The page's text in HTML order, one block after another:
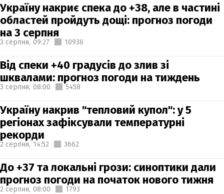
Україну накриє спека до +38, але в частині
областей пройдуть дощі: прогноз погоди
на 3 серпня
3 серпня, 09:27 10936
Від спеки +40 градусів до злив зі
шквалами: прогноз погоди на тиждень
3 серпня, 08:00 5458
Україну накрив "тепловий купол": у 5
регіонах зафіксували температурні
рекорди
2 серпня, 14:52 3662
До +37 та локальні грози: синоптики дали
прогноз погоди на початок нового тижня
2 серпня, 08:00 1793